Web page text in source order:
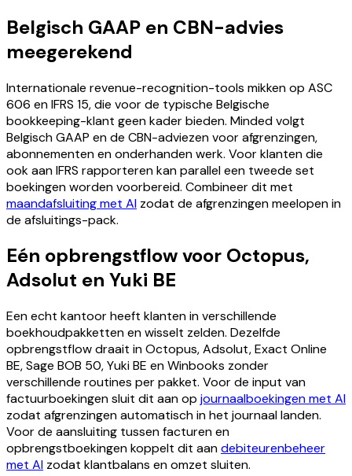
Belgisch GAAP en CBN-advies
meegerekend
Internationale revenue-recognition-tools mikken op ASC
606 en IFRS 15, die voor de typische Belgische
bookkeeping-klant geen kader bieden. Minded volgt
Belgisch GAAP en de CBN-adviezen voor afgrenzingen,
abonnementen en onderhanden werk. Voor klanten die
ook aan IFRS rapporteren kan parallel een tweede set
boekingen worden voorbereid. Combineer dit met
maandafsluiting met AI zodat de afgrenzingen meelopen in
de afsluitings-pack.
Eén opbrengstflow voor Octopus,
Adsolut en Yuki BE
Een echt kantoor heeft klanten in verschillende
boekhoudpakketten en wisselt zelden. Dezelfde
opbrengstflow draait in Octopus, Adsolut, Exact Online
BE, Sage BOB 50, Yuki BE en Winbooks zonder
verschillende routines per pakket. Voor de input van
factuurboekingen sluit dit aan op journaalboekingen met AI
zodat afgrenzingen automatisch in het journaal landen.
Voor de aansluiting tussen facturen en
opbrengstboekingen koppelt dit aandebiteurenbeheer
met AI zodat klantbalans en omzet sluiten.